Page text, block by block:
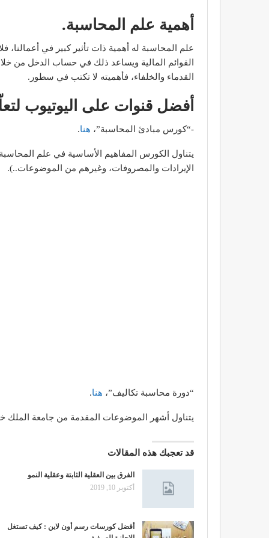
أهمية علم المحاسبة.
علم المحاسبة له أهمية ذات تأثير كبير في أعمالنا،
القوائم المالية ويساعد ذلك في حساب الدخل من
القدماء والخلفاء، فأهميته لا تكتب في سطور.
أفضل قنوات على اليوتيوب
-“كورس مبادئ المحاسبة”، هنا.
يتناول الكورس المفاهيم الأساسية في علم
الإيرادات والمصروفات، وغيرهم من الموضوعات..).
“دورة محاسبة تكاليف”، هنا.
يتناول أشهر الموضوعات المقدمة من جامعة الملك
قد تعجبك هذه المقالات
الفرق بين العقلية الثابتة وعقلية النمو
أكتوبر 10, 2019
أفضل كورسات رسم أون لاين : كيف تستغل